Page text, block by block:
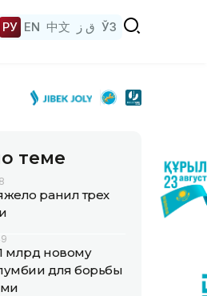
РУ EN 中文 ق ز ЎЗ
теме
ранил трех
млрд новому
для борьбы